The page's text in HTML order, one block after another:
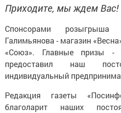
Приходите, мы ждем Вас!
Спонсорами
Галимьянова - магазин
«Союз». Главные призы -
предоставил наш
индивидуальный
Редакция газеты
благоларит наших